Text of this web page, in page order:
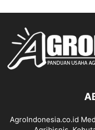
AgroIndonesia.co.id